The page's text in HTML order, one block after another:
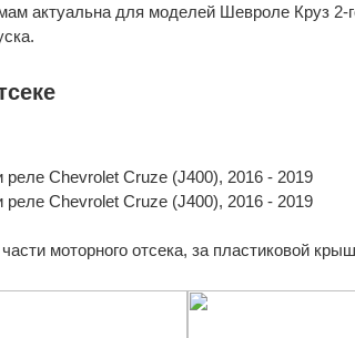
актуальна для моделей Шевроле Круз 2-
моторного отсека, за пластиковой